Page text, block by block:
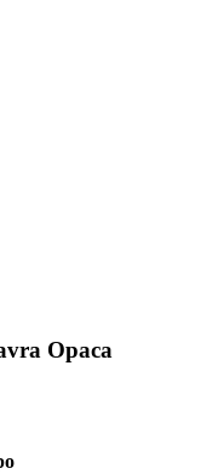
Opaca